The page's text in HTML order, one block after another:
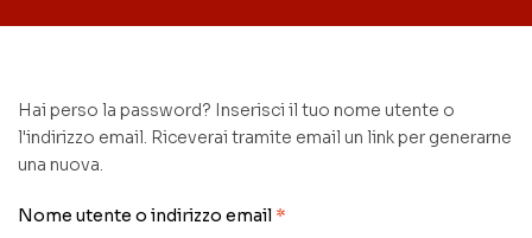
Hai perso la password? Inserisci il tuo nome utente o
l'indirizzo email. Riceverai tramite email un link per generarne
una nuova.
Nome utente o indirizzo email *